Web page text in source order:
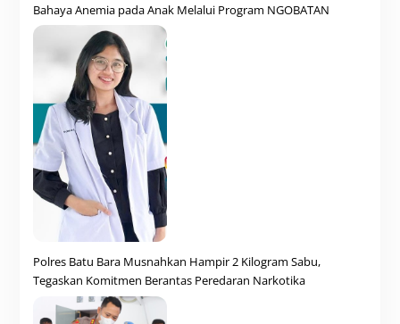
Bahaya Anemia pada Anak Melalui Program NGOBATAN
Polres Batu Bara Musnahkan Hampir 2 Kilogram Sabu,
Tegaskan Komitmen Berantas Peredaran Narkotika